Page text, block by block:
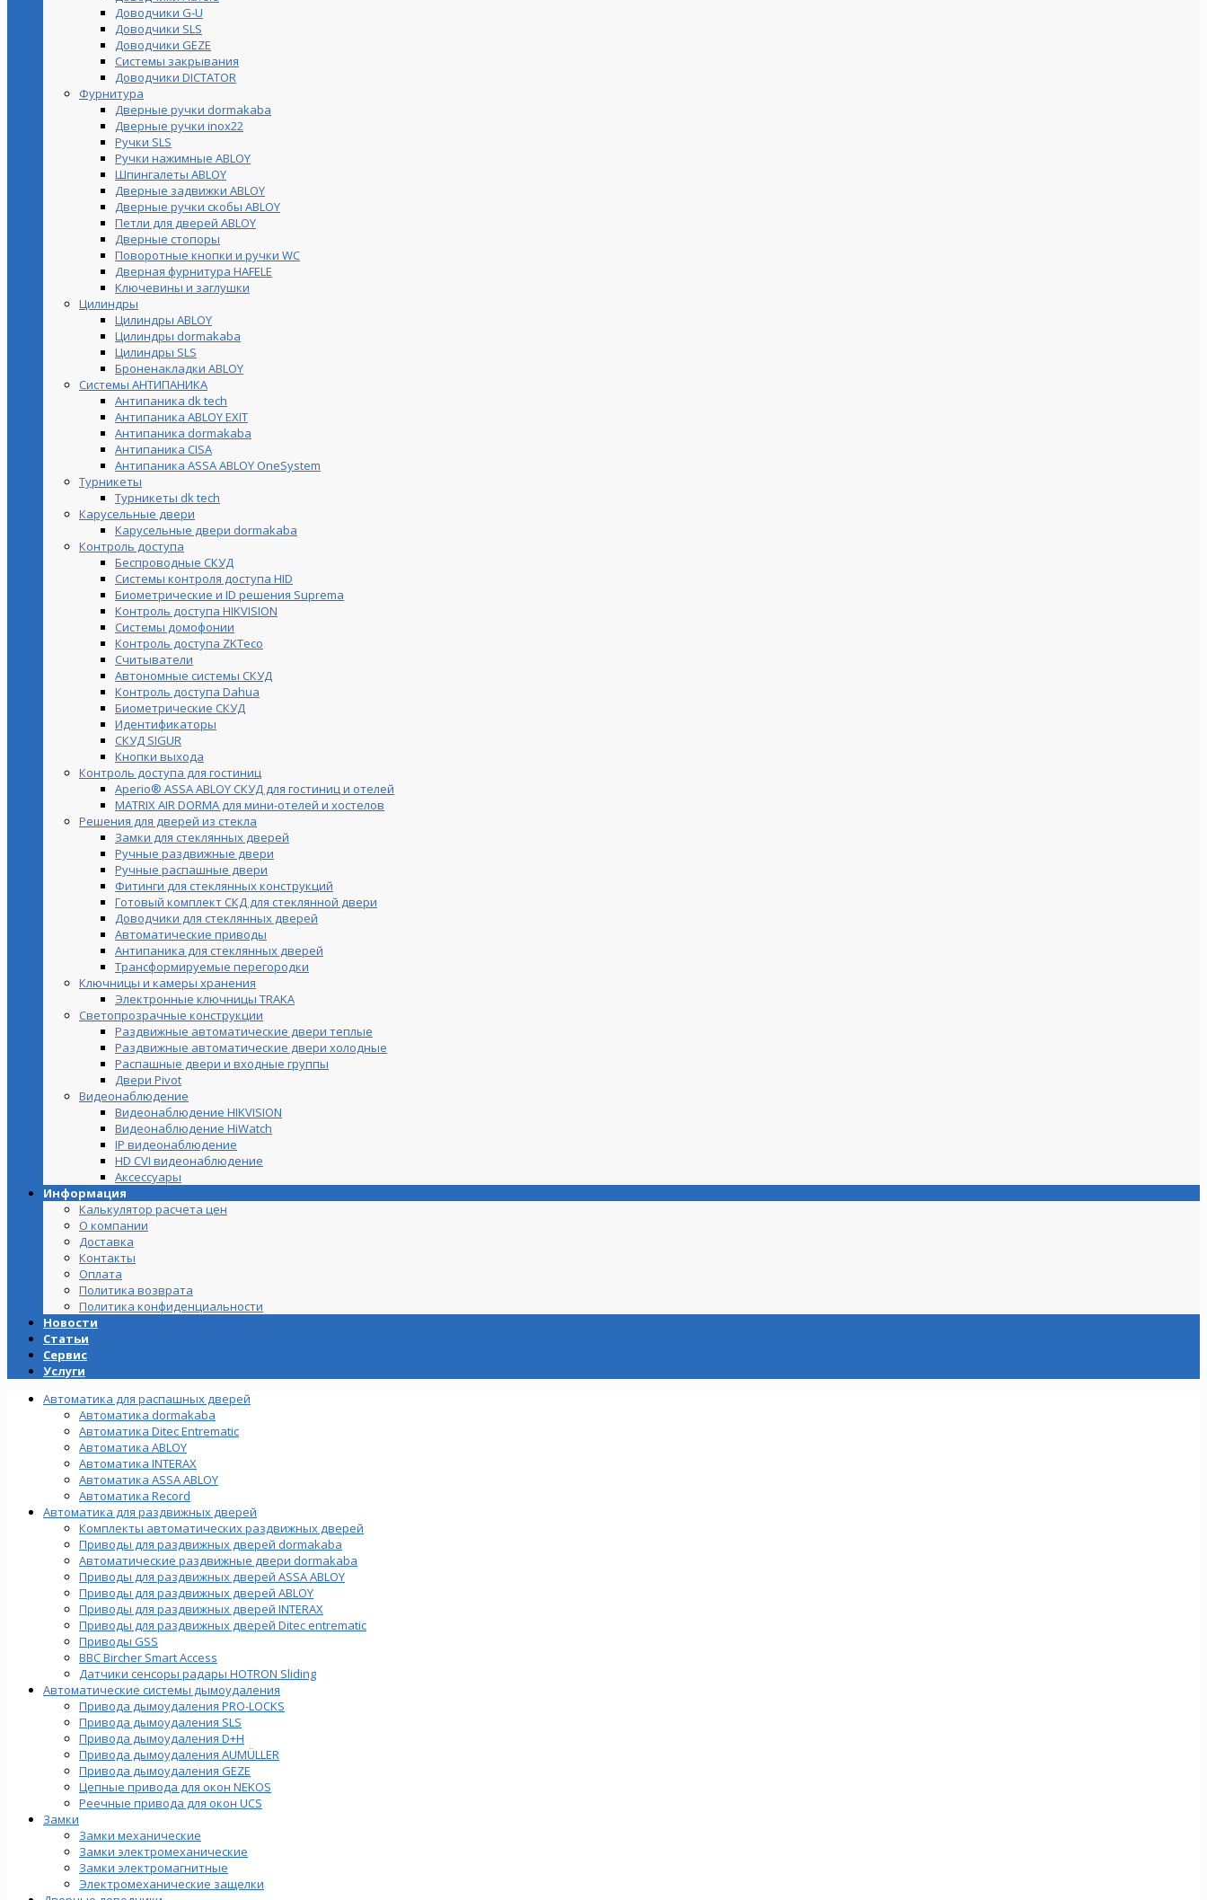
Доводчики G-U
Доводчики SLS
Доводчики GEZE
Cистемы закрывания
Доводчики DICTATOR
Фурнитура
Дверные ручки dormakaba
Дверные ручки inox22
Ручки SLS
Ручки нажимные ABLOY
Шпингалеты ABLOY
Дверные задвижки ABLOY
Дверные ручки скобы ABLOY
Петли для дверей ABLOY
Дверные стопоры
Поворотные кнопки и ручки WC
Дверная фурнитура HAFELE
Ключевины и заглушки
Цилиндры
Цилиндры ABLOY
Цилиндры dormakaba
Цилиндры SLS
Броненакладки ABLOY
Системы АНТИПАНИКА
Антипаника dk tech
Антипаника ABLOY EXIT
Антипаника dormakaba
Антипаника СISA
Антипаника ASSA ABLOY OneSystem
Турникеты
Турникеты dk tech
Карусельные двери
Карусельные двери dormakaba
Контроль доступа
Беспроводные СКУД
Системы контроля доступа HID
Биометрические и ID решения Suprema
Контроль доступа HIKVISION
Системы домофонии
Контроль доступа ZKTeco
Считыватели
Автономные системы СКУД
Контроль доступа Dahua
Биометрические СКУД
Идентификаторы
СКУД SIGUR
Кнопки выхода
Контроль доступа для гостиниц
Aperio® ASSA ABLOY СКУД для гостиниц и отелей
MATRIX AIR DORMA для мини-отелей и хостелов
Решения для дверей из стекла
Замки для стеклянных дверей
Ручные раздвижные двери
Ручные распашные двери
Фитинги для стеклянных конструкций
Готовый комплект СКД для стеклянной двери
Доводчики для стеклянных дверей
Автоматические приводы
Антипаника для стеклянных дверей
Трансформируемые перегородки
Ключницы и камеры хранения
Электронные ключницы TRAKA
Светопрозрачные конструкции
Раздвижные автоматические двери теплые
Раздвижные автоматические двери холодные
Распашные двери и входные группы
Двери Pivot
Видеонаблюдение
Видеонаблюдение HIKVISION
Видеонаблюдение HiWatch
IP видеонаблюдение
HD CVI видеонаблюдение
Аксессуары
Информация
Калькулятор расчета цен
О компании
Доставка
Контакты
Оплата
Политика возврата
Политика конфиденциальности
Новости
Статьи
Сервис
Услуги
Автоматика для распашных дверей
Автоматика dormakaba
Автоматика Ditec Entrematic
Автоматика ABLOY
Автоматика INTERAX
Автоматика ASSA ABLOY
Автоматика Record
Автоматика для раздвижных дверей
Комплекты автоматических раздвижных дверей
Приводы для раздвижных дверей dormakaba
Автоматические раздвижные двери dormakaba
Приводы для раздвижных дверей ASSA ABLOY
Приводы для раздвижных дверей ABLOY
Приводы для раздвижных дверей INTERAX
Приводы для раздвижных дверей Ditec entrematic
Приводы GSS
BBC Bircher Smart Access
Датчики сенсоры радары HOTRON Sliding
Автоматические системы дымоудаления
Привода дымоудаления PRO-LOCKS
Привода дымоудаления SLS
Привода дымоудаления D+H
Привода дымоудаления AUMÜLLER
Привода дымоудаления GEZE
Цепные привода для окон NEKOS
Реечные привода для окон UСS
Замки
Замки механические
Замки электромеханические
Замки электромагнитные
Электромеханические защелки